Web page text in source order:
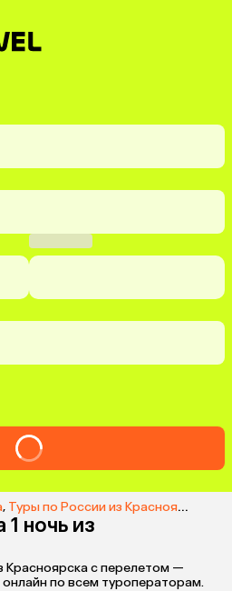
, Туры по России из Красноярска
ночь из
Красноярска с перелетом —
по всем туроператорам.